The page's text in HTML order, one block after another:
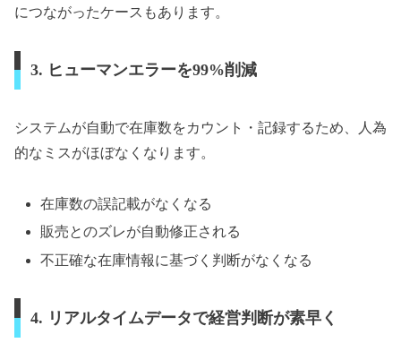
につながったケースもあります。
3. ヒューマンエラーを99%削減
システムが自動で在庫数をカウント・記録するため、人為
的なミスがほぼなくなります。
在庫数の誤記載がなくなる
販売とのズレが自動修正される
不正確な在庫情報に基づく判断がなくなる
4. リアルタイムデータで経営判断が素早く